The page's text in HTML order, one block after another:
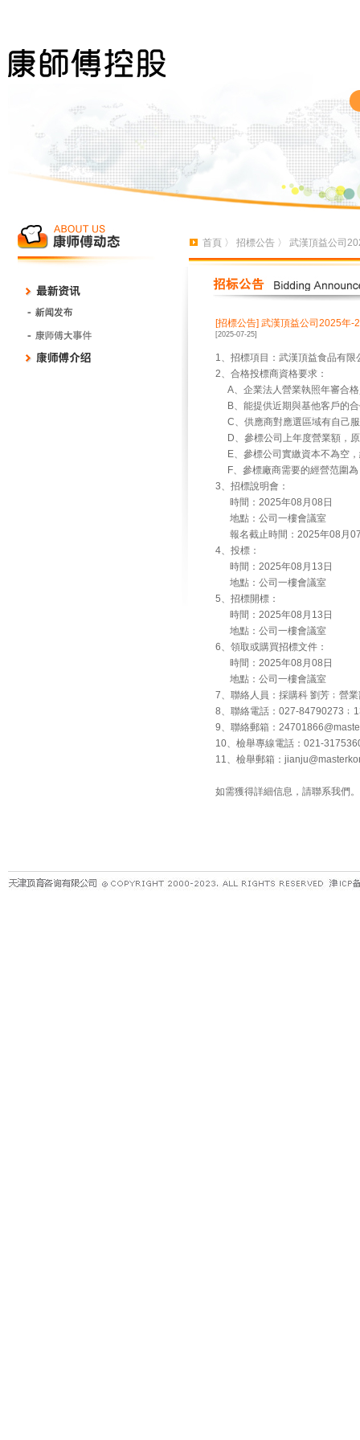
首頁 〉 招標公告 〉 武漢頂益公司
[招標公告] 武漢頂益公司2025年-
[2025-07-25]
1、招標項目：武漢頂益食品有
2、合格投標商資格要求：
A、企業法人營業執照年審合
B、能提供近期與基他客戶的
C、供應商對應選區域有自己
D、參標公司上年度營業額，
E、參標公司實繳資本不為空，
F、參標廠商需要的經營范圍
3、招標說明會：
時間：2025年08月08日
地點：公司一樓會議室
報名截止時間：2025年08月
4、投標：
時間：2025年08月13日
地點：公司一樓會議室
5、招標開標：
時間：2025年08月13日
地點：公司一樓會議室
6、領取或購買招標文件：
時間：2025年08月08日
地點：公司一樓會議室
7、聯絡人員：採購科 劉芳﹔營
8、聯絡電話：027-
9、聯絡郵箱：
10、檢舉專線電話：021-
11、檢舉郵箱：
如需獲得詳細信息，請聯系我們。